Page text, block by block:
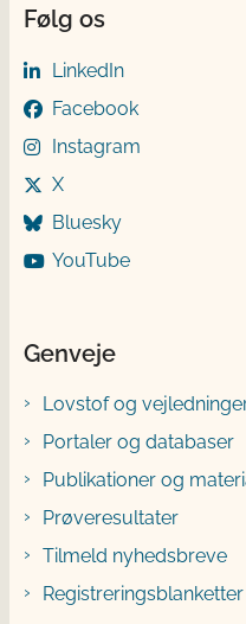
Følg os
LinkedIn
Facebook
Instagram
X
Bluesky
YouTube
Genveje
Lovstof og
Portaler og databaser
Publikationer og
Prøveresultater
Tilmeld nyhedsbreve